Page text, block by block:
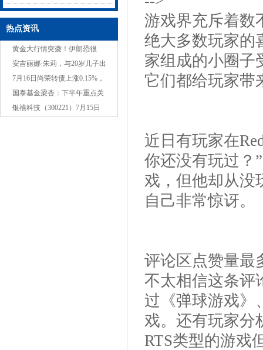
热点资讯
黄金大行情突袭！伊朗恐很
快“动手” 、金价短线飙升近22
美元 FXStreet首席分
安吉丽娜·朱莉，与20岁儿子出
现在西好莱坞，高雅难以接近
7月16日尚荣转债上涨0.15%，
转股溢价率125.07%
国泰基金梁杏：下半年重点关
注科技+红利
银禧科技（300221）7月15日
游戏界充斥着数
绝大多数玩家的
家组成的小圈子
它们都给玩家带
近日有玩家在
你还没有玩过？
戏，但他却从没
自己非常惊讶。
评论区点赞量最
不太相信这条评
过《弹球游戏》
戏。还有玩家分
RTS类型的游戏